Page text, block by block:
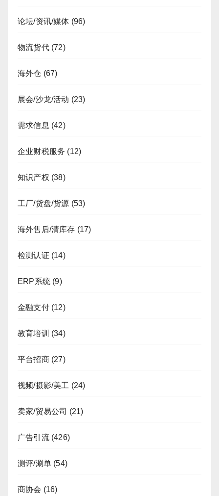
论坛/资讯/媒体 (96)
物流货代(72)
海外仓 (67)
展会/沙龙/活动 (23)
需求信息 (42)
企业财税服务 (12)
知识产权 (38)
工厂/货盘/货源 (53)
海外售后/清库存 (17)
检测认证 (14)
ERP系统 (9)
金融支付(12)
教育培训 (34)
平台招商(27)
视频/摄影/美工 (24)
卖家/贸易公司 (21)
广告引流(426)
测评/涮单 (54)
商协会 (16)